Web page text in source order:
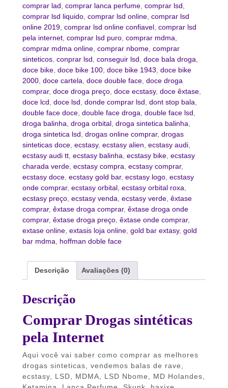
comprar lad, comprar lanca perfume, comprar lsd,
comprar lsd liquido, comprar lsd online, comprar lsd
online 2019, comprar lsd online confiavel, comprar lsd
pela internet, comprar lsd puro, comprar mdma,
comprar mdma online, comprar nbome, comprar
sinteticos, conprar lsd, conseguir lsd, doce bala droga,
doce bike, doce bike 100, doce bike 1943, doce bike
2000, doce cartela, doce double face, doce droga
comprar, doce droga preço, doce ecstasy, doce êxtase,
doce lcd, doce lsd, donde comprar lsd, dont stop bala,
double face doce, double face droga, double face lsd,
droga balinha, droga orbital, droga sintetica balinha,
droga sintetica lsd, drogas online comprar, drogas
sinteticas doce, ecstasy, ecstasy alien, ecstasy audi,
ecstasy audi tt, ecstasy balinha, ecstasy bike, ecstasy
charada verde, ecstasy compra, ecstasy comprar,
ecstasy doce, ecstasy gold bar, ecstasy logo, ecstasy
onde comprar, ecstasy orbital, ecstasy orbital roxa,
ecstasy preço, ecstasy venda, ecstasy verde, êxtase
comprar, êxtase droga comprar, êxtase droga onde
comprar, êxtase droga preço, êxtase onde comprar,
extase online, extasis loja online, gold bar extasy, gold
bar mdma, hoffman doble face
Descrição Avaliações (0)
Descrição
Comprar Drogas sintéticas
pela Internet
Aqui você vai saber como comprar as melhores
drogas sinteticas, vendemos balas de rave,
ecstasy, LSD, MDMA, LSD Nbome, MD Holandes,